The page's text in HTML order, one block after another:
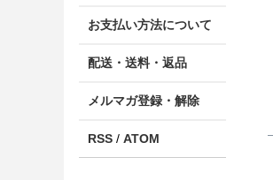
お支払い方法について
配送・送料・返品
メルマガ登録・解除
RSS / ATOM